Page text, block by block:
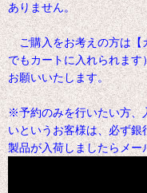
ありません。
ご購入をお考えの方は【
でもカートに入れられま
お願い
※予約のみを行いたい方、
いというお客様は、必ず
製品が入荷しましたらメー